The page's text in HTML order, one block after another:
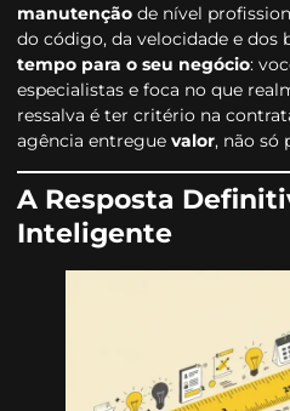
manutenção de nível
do código, da velocidade e dos
tempo para o seu negócio:
especialistas e foca no que
ressalva é ter critério na
agência entregue valor, não só
A Resposta
Inteligente